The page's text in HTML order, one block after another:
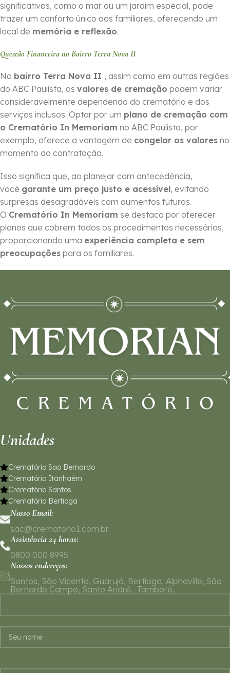
significativos, como o mar ou um jardim especial, pode
trazer um conforto único aos familiares, oferecendo um
local de memória e reflexão.
Questão Financeira no Bairro Terra Nova II
No bairro Terra Nova II , assim como em outras regiões
do ABC Paulista, os valores de cremação podem variar
consideravelmente dependendo do crematório e dos
serviços inclusos. Optar por um plano de cremação com
o Crematório In Memoriam no ABC Paulista, por
exemplo, oferece a vantagem de congelar os valores no
momento da contratação.
Isso significa que, ao planejar com antecedência,
você garante um preço justo e acessível, evitando
surpresas desagradáveis com aumentos futuros.
O Crematório In Memoriam se destaca por oferecer
planos que cobrem todos os procedimentos necessários,
proporcionando uma experiência completa e sem
preocupações para os familiares.
Unidades
Crematório Sao Bernardo
Crematório Itanhaém
Crematório Santos
Crematório Bertioga
Nosso Email:
sac@crematorio1.com.br
Assistência 24 horas:
0800 000 8995
Nossos endereços:
Santos, São Vicente, Guarujá, Bertioga, Alphaville, São
Bernardo Campo, Santo André, Tamboré..